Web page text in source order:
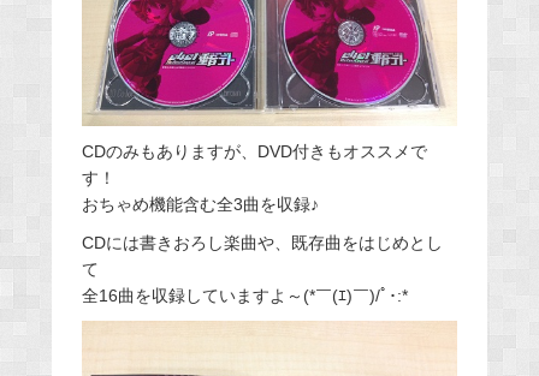
CDのみもありますが、DVD付きもオススメで
す！
おちゃめ機能含む全3曲を収録♪
CDには書きおろし楽曲や、既存曲をはじめとし
て
全16曲を収録していますよ～(*￣(ｴ)￣)/ﾟ･:*